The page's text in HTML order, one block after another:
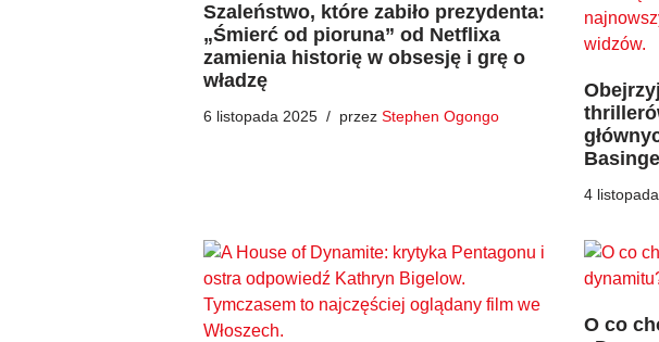
Szaleństwo, które zabiło prezydenta:
„Śmierć od pioruna” od Netflixa
zamienia historię w obsesję i grę o
władzę
6 listopada 2025 przez Stephen Ogongo
4
O co